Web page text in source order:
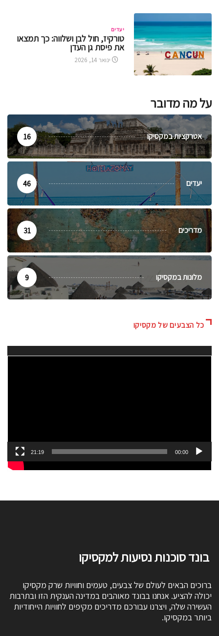
יעדים
טורקיז, חול לבן ושלווה: כך תמצאו
את פיסת גן העדן
ינואר 14, 2026
על מה מדובר
אטרקציות במקסיקו 16
יעדים 46
מדריכים 31
מלונות במקסיקו 9
כל הצבעים של מקסיקו
00:00
21:19
בונד סוכנות נסיעות למקסיקו
ברוכים הבאים לעולם של צבעים, טעמים וחוויות שרק מקסיקו
יכולה להציע. אנחנו בבונד מאוהבים במדינה הענקית הזו ובתרבות
העשירה שלה, ויצרנו עבורכם מדריכים מקיפים לחוויות הייחודיות
ביותר במקסיקו.